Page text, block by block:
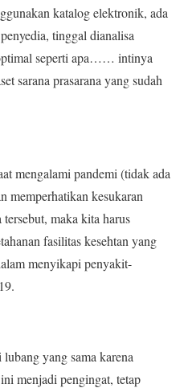
katalog elektronik, ada
tinggal dianalisa
seperti apa…… intinya
sarana prasarana yang sudah
mengalami pandemi (tidak ada
memperhatikan kesukaran
maka kita harus
fasilitas kesehtan yang
menyikapi penyakit-
yang sama karena
menjadi pengingat, tetap